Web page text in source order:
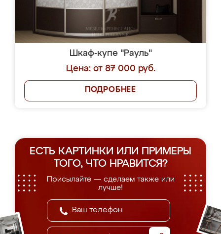
Шкаф-купе "Рауль"
Цена: от 87 000 руб.
ПОДРОБНЕЕ
ЕСТЬ КАРТИНКИ ИЛИ ПРИМЕРЫ
ТОГО, ЧТО НРАВИТСЯ?
Присылайте — сделаем также или
лучше!